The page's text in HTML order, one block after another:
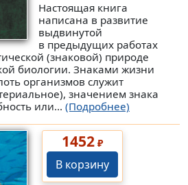
Настоящая книга
написана в развитие
выдвинутой
в предыдущих работах
(знаковой) природе
биологии. Знаками жизни
организмов служит
значением знака
или... (Подробнее)
1452₽
В корзину